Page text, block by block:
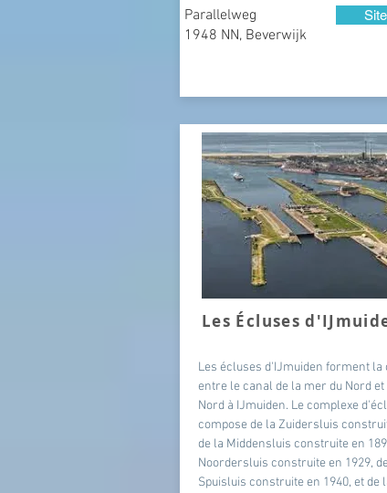
Parallelweg
1948 NN, Beverwijk
Les Écluses
Les écluses d'IJmuiden forment la
entre le canal de la mer du Nord
Nord à IJmuiden. Le complexe
compose de la Zuidersluis
de la Middensluis construite en
Noordersluis construite en 1929,
Spuisluis construite en 1940, et de